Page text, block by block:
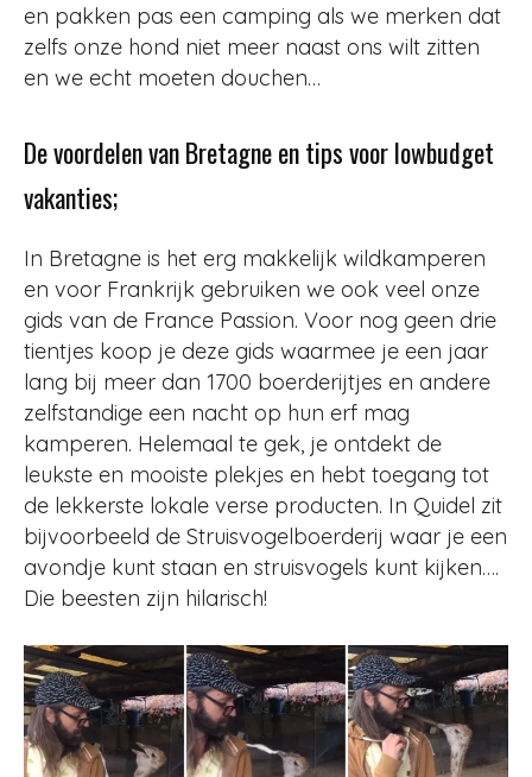
en pakken pas een camping als we merken dat
zelfs onze hond niet meer naast ons wilt zitten
en we echt moeten douchen…
De voordelen van Bretagne en tips voor lowbudget
vakanties;
In Bretagne is het erg makkelijk wildkamperen
en voor Frankrijk gebruiken we ook veel onze
gids van de France Passion. Voor nog geen drie
tientjes koop je deze gids waarmee je een jaar
lang bij meer dan 1700 boerderijtjes en andere
zelfstandige een nacht op hun erf mag
kamperen. Helemaal te gek, je ontdekt de
leukste en mooiste plekjes en hebt toegang tot
de lekkerste lokale verse producten. In Quidel zit
bijvoorbeeld de Struisvogelboerderij waar je een
avondje kunt staan en struisvogels kunt kijken….
Die beesten zijn hilarisch!